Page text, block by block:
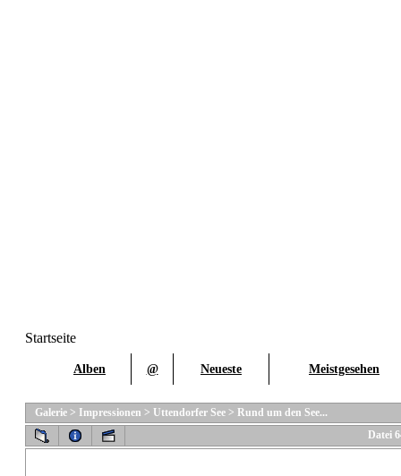
Startseite
Alben @ Neueste Meistgesehen
Galerie > Impressionen > Uttendorfer See > Rund um den See...
Datei